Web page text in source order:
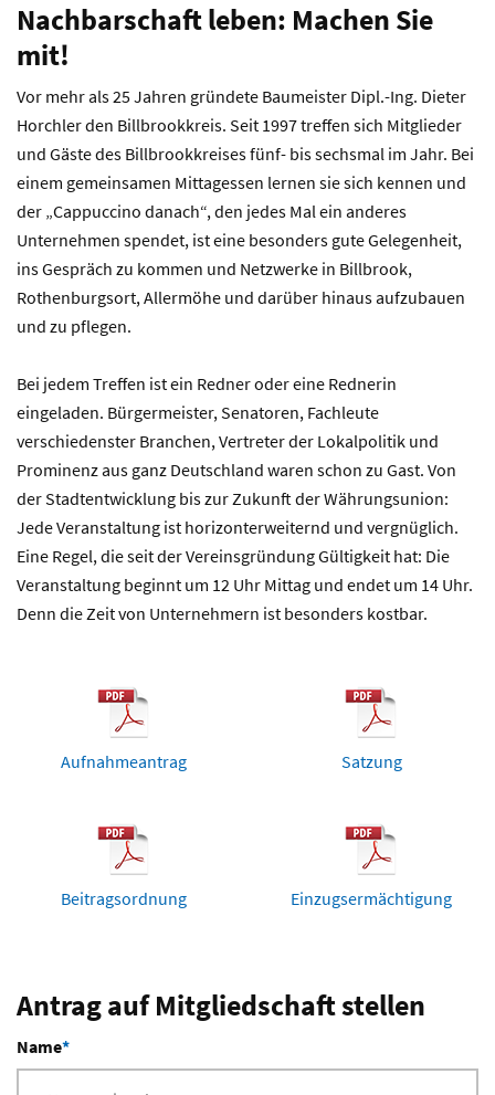
Nachbarschaft leben: Machen Sie
mit!
Vor mehr als 25 Jahren gründete Baumeister Dipl.-Ing. Dieter
Horchler den Billbrookkreis. Seit 1997 treffen sich Mitglieder
und Gäste des Billbrookkreises fünf- bis sechsmal im Jahr. Bei
einem gemeinsamen Mittagessen lernen sie sich kennen und
der „Cappuccino danach“, den jedes Mal ein anderes
Unternehmen spendet, ist eine besonders gute Gelegenheit,
ins Gespräch zu kommen und Netzwerke in Billbrook,
Rothenburgsort, Allermöhe und darüber hinaus aufzubauen
und zu pflegen.
Bei jedem Treffen ist ein Redner oder eine Rednerin
eingeladen. Bürgermeister, Senatoren, Fachleute
verschiedenster Branchen, Vertreter der Lokalpolitik und
Prominenz aus ganz Deutschland waren schon zu Gast. Von
der Stadtentwicklung bis zur Zukunft der Währungsunion:
Jede Veranstaltung ist horizonterweiternd und vergnüglich.
Eine Regel, die seit der Vereinsgründung Gültigkeit hat: Die
Veranstaltung beginnt um 12 Uhr Mittag und endet um 14 Uhr.
Denn die Zeit von Unternehmern ist besonders kostbar.
Aufnahmeantrag Satzung
Beitragsordnung Einzugsermächtigung
Antrag auf Mitgliedschaft stellen
Name*